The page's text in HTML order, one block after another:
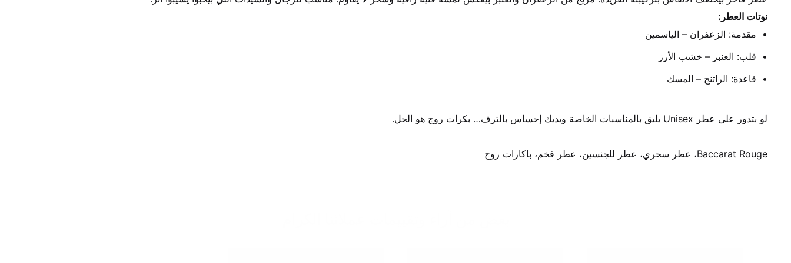
نوتات العطر:
مقدمة: الزعفران – الياسمين
قلب: العنبر – خشب الأرز
قاعدة: الراتنج – المسك
لو بتدور على عطر Unisex يليق بالمناسبات الخاصة ويديك إحساس بالترف… بكرات روج هو الحل.
Baccarat Rouge، عطر سحري، عطر للجنسين، عطر فخم، باكارات روج